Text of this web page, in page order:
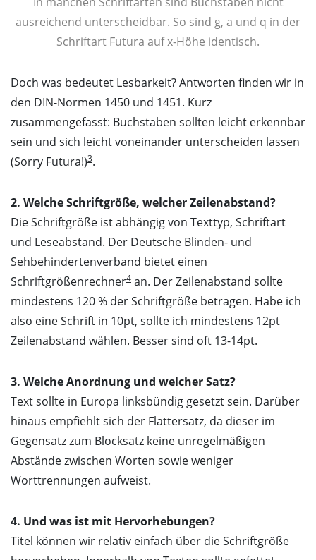
ausreichend unterscheidbar. So sind g, a und q in der
Schriftart Futura auf x-Höhe identisch.
Doch was bedeutet Lesbarkeit? Antworten finden wir in
den DIN-Normen 1450 und 1451. Kurz
zusammengefasst: Buchstaben sollten leicht erkennbar
sein und sich leicht voneinander unterscheiden lassen
(Sorry Futura!)3.
2. Welche Schriftgröße, welcher Zeilenabstand?
Die Schriftgröße ist abhängig von Texttyp, Schriftart
und Leseabstand. Der Deutsche Blinden- und
Sehbehindertenverband bietet einen
Schriftgrößenrechner4 an. Der Zeilenabstand sollte
mindestens 120 % der Schriftgröße betragen. Habe ich
also eine Schrift in 10pt, sollte ich mindestens 12pt
Zeilenabstand wählen. Besser sind oft 13-14pt.
3. Welche Anordnung und welcher Satz?
Text sollte in Europa linksbündig gesetzt sein. Darüber
hinaus empfiehlt sich der Flattersatz, da dieser im
Gegensatz zum Blocksatz keine unregelmäßigen
Abstände zwischen Worten sowie weniger
Worttrennungen aufweist.
4. Und was ist mit Hervorhebungen?
Titel können wir relativ einfach über die Schriftgröße